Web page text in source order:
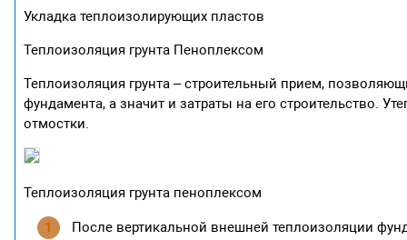
Укладка теплоизолирующих пластов
Теплоизоляция грунта Пеноплексом
Теплоизоляция грунта – строительный прием,
фундамента, а значит и затраты на его строительство.
отмостки.
Теплоизоляция грунта пеноплексом
После вертикальной внешней теплоизоляции